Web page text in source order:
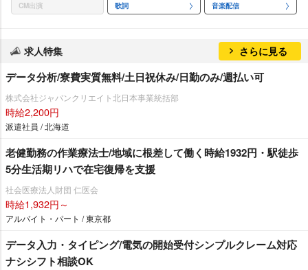
CM出演 歌詞 音楽配信
求人特集 さらに見る
データ分析/寮費実質無料/土日祝休み/日勤のみ/週払い可
株式会社ジャパンクリエイト北日本事業統括部
時給2,200円
派遣社員 / 北海道
老健勤務の作業療法士/地域に根差して働く時給1932円・駅徒歩
5分生活期リハで在宅復帰を支援
社会医療法人財団 仁医会
時給1,932円～
アルバイト・パート / 東京都
データ入力・タイピング/電気の開始受付シンプルクレーム対応
ナシシフト相談OK